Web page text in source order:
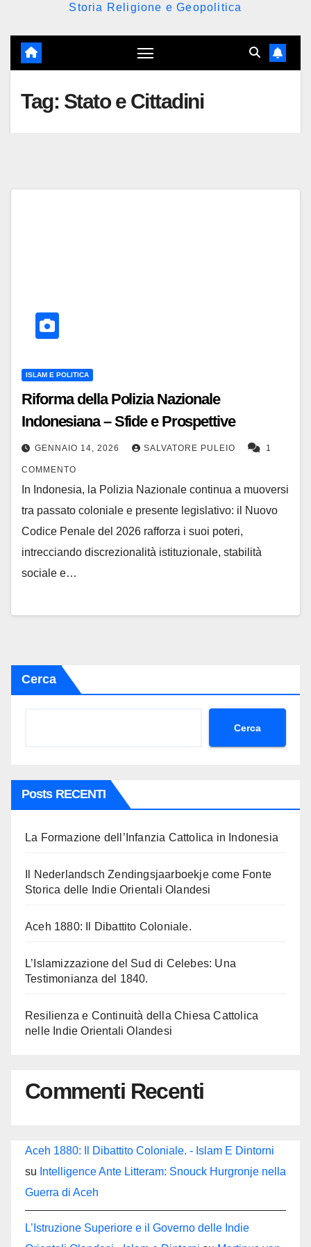
Storia Religione e Geopolitica
Tag: Stato e Cittadini
ISLAM E POLITICA
Riforma della Polizia Nazionale
Indonesiana – Sfide e Prospettive
GENNAIO 14, 2026 SALVATORE PULEIO 1
COMMENTO
In Indonesia, la Polizia Nazionale continua a muoversi
tra passato coloniale e presente legislativo: il Nuovo
Codice Penale del 2026 rafforza i suoi poteri,
intrecciando discrezionalità istituzionale, stabilità
sociale e…
Cerca
Cerca
Posts RECENTI
La Formazione dell’Infanzia Cattolica in Indonesia
Il Nederlandsch Zendingsjaarboekje come Fonte
Storica delle Indie Orientali Olandesi
Aceh 1880: Il Dibattito Coloniale.
L’Islamizzazione del Sud di Celebes: Una
Testimonianza del 1840.
Resilienza e Continuità della Chiesa Cattolica
nelle Indie Orientali Olandesi
Commenti Recenti
Aceh 1880: Il Dibattito Coloniale. - Islam E Dintorni
su Intelligence Ante Litteram: Snouck Hurgronje nella
Guerra di Aceh
L’Istruzione Superiore e il Governo delle Indie